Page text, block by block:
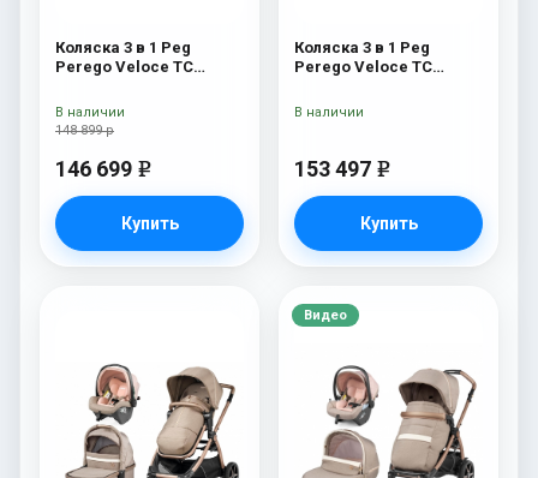
Коляска 3 в 1 Peg
Perego Veloce TC
New
148 899 р
146 699 e
Купить
В наличии
Коляска 3 в 1 Peg
Perego Veloce TC
Mercury
153 497 e
Купить
В наличии
Видео